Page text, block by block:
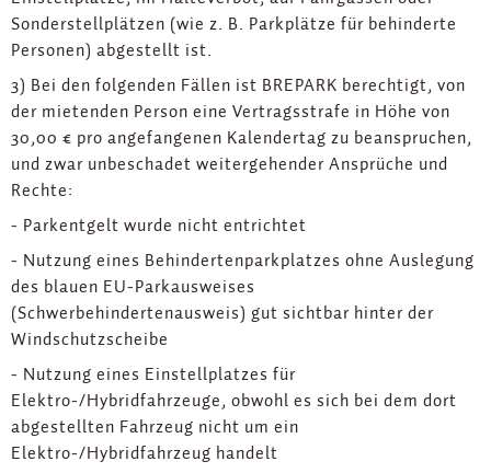
Sonderstellplätzen (wie z. B. Parkplätze für behinderte
Personen) abgestellt ist.
3) Bei den folgenden Fällen ist BREPARK berechtigt, von
der mietenden Person eine Vertragsstrafe in Höhe von
30,00 € pro angefangenen Kalendertag zu beanspruchen,
und zwar unbeschadet weitergehender Ansprüche und
Rechte:
- Parkentgelt wurde nicht entrichtet
- Nutzung eines Behindertenparkplatzes ohne Auslegung
des blauen EU-Parkausweises
(Schwerbehindertenausweis) gut sichtbar hinter der
Windschutzscheibe
- Nutzung eines Einstellplatzes für
Elektro-/Hybridfahrzeuge, obwohl es sich bei dem dort
abgestellten Fahrzeug nicht um ein
Elektro-/Hybridfahrzeug handelt